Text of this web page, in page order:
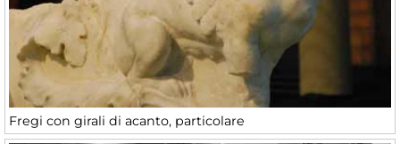
Fregi con girali di acanto, particolare